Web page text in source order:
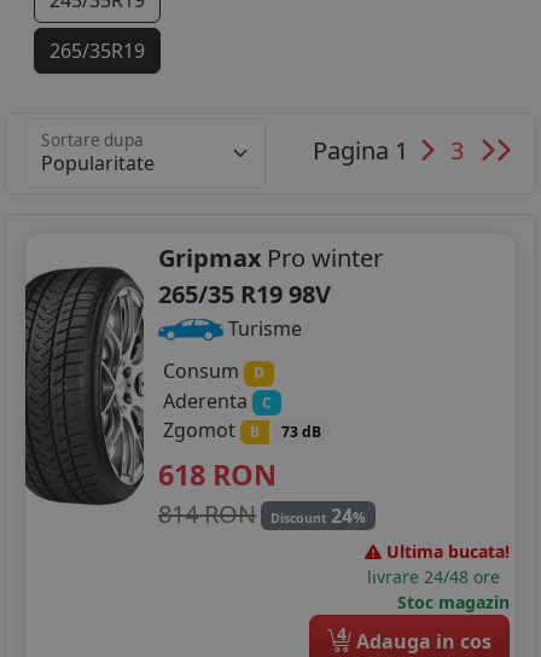
265/35R19
Sortare dupa Pagina 1 3
Gripmax Pro winter
265/35 R19 98V
Turisme
Consum
D
Aderenta C
Zgomot B 73 dB
618 RON
814 RON Discount 24%
Ultima bucata!
livrare 24/48 ore
Stoc magazin
4 Adauga in cos